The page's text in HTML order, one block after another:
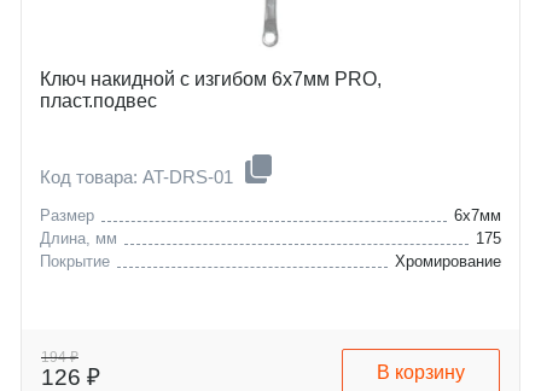
Ключ накидной с изгибом 6х7мм PRO,
пласт.подвес
Код товара: AT-DRS-01
Размер
6x7мм
Длина, мм
175
Покрытие
Хромирование
194 ₽
126 ₽ В корзину